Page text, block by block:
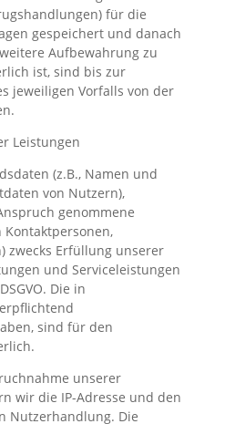
für die
gespeichert und danach
Aufbewahrung zu
ist, sind bis zur
jeweiligen Vorfalls von der
Leistungen
(z.B., Namen und
von Nutzern),
genommene
Kontaktpersonen,
zwecks Erfüllung unserer
und Serviceleistungen
Die in
sind für den
unserer
wir die IP-Adresse und den
Nutzerhandlung. Die